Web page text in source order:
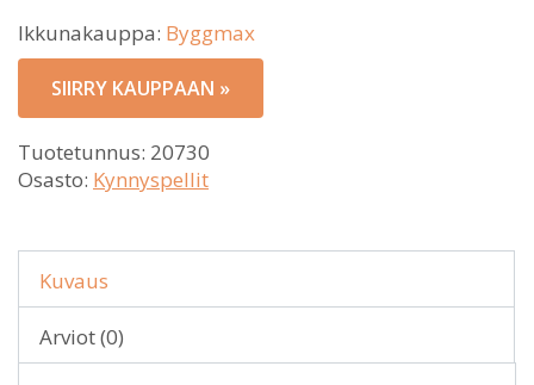
Ikkunakauppa: Byggmax
SIIRRY KAUPPAAN »
Tuotetunnus: 20730
Osasto: Kynnyspellit
Kuvaus
Arviot (0)